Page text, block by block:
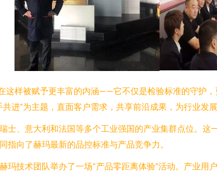
这样被赋予更丰富的内涵——它不仅是检验标准的守护
进”为主题，直面客户需求，共享前沿成果，为行业发展
士、意大利和法国等多个工业强国的产业集群点位。
向了赫玛最新的品控标准与产品竞争力。
玛技术团队举办了一场“产品零距离体验”活动。产业